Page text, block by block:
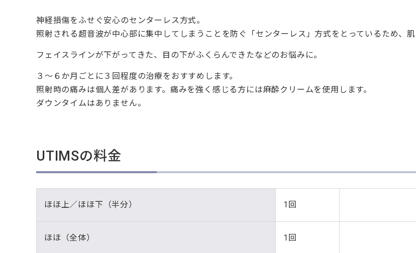
神経損傷をふせぐ安心のセンターレス方式。
照射される超音波が中心部に集中してしまうことを防ぐ「センターレス」方式をとっているため、
フェイスラインが下がってきた、目の下がふくらんできたなどのお悩みに。
３〜６か月ごとに３回程度の治療をおすすめします。
照射時の痛みは個人差があります。痛みを強く感じる方には麻酔クリームを使用します。
ダウンタイムはありません。
UTIMSの料金
ほほ上／ほほ下（半分） 1回
ほほ（全体） 1回